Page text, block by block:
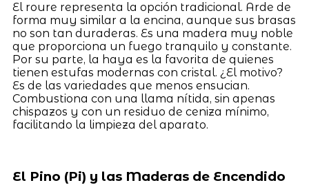
El roure representa la opción tradicional. Arde de
forma muy similar a la encina, aunque sus brasas
no son tan duraderas. Es una madera muy noble
que proporciona un fuego tranquilo y constante.
Por su parte, la haya es la favorita de quienes
tienen estufas modernas con cristal. ¿El motivo?
Es de las variedades que menos ensucian.
Combustiona con una llama nítida, sin apenas
chispazos y con un residuo de ceniza mínimo,
facilitando la limpieza del aparato.
El Pino (Pi) y las Maderas de Encendido